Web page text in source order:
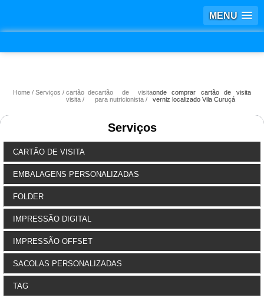
MENU
Home Serviços
cartão de
visita
cartão de visita
para nutricionista
onde comprar cartão de visita
verniz localizado Vila Curuçá
Serviços
CARTÃO DE VISITA
EMBALAGENS PERSONALIZADAS
FOLDER
IMPRESSÃO DIGITAL
IMPRESSÃO OFFSET
SACOLAS PERSONALIZADAS
TAG